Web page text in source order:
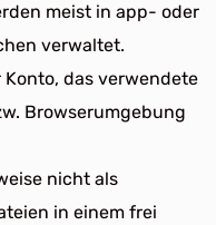
meist in app- oder
verwaltet.
das verwendete
Browserumgebung
nicht als
in einem frei